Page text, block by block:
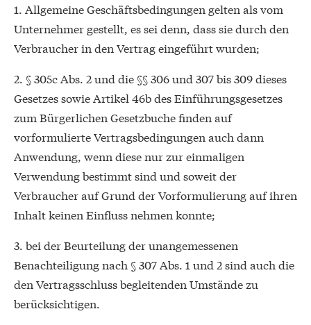
1. Allgemeine Geschäftsbedingungen gelten als vom
Unternehmer gestellt, es sei denn, dass sie durch den
Verbraucher in den Vertrag eingeführt wurden;
2. § 305c Abs. 2 und die §§ 306 und 307 bis 309 dieses
Gesetzes sowie Artikel 46b des Einführungsgesetzes
zum Bürgerlichen Gesetzbuche finden auf
vorformulierte Vertragsbedingungen auch dann
Anwendung, wenn diese nur zur einmaligen
Verwendung bestimmt sind und soweit der
Verbraucher auf Grund der Vorformulierung auf ihren
Inhalt keinen Einfluss nehmen konnte;
3. bei der Beurteilung der unangemessenen
Benachteiligung nach § 307 Abs. 1 und 2 sind auch die
den Vertragsschluss begleitenden Umstände zu
berücksichtigen.